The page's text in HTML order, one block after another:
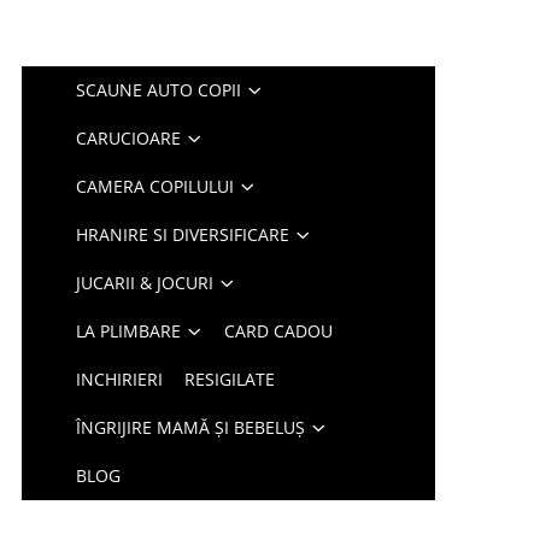
SCAUNE AUTO COPII
CARUCIOARE
CAMERA COPILULUI
HRANIRE SI DIVERSIFICARE
JUCARII & JOCURI
LA PLIMBARE CARD CADOU
INCHIRIERI RESIGILATE
ÎNGRIJIRE MAMĂ ȘI BEBELUȘ
BLOG